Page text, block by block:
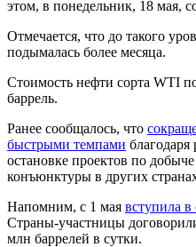
этом, в понедельник, 18 мая,
Отмечается, что до такого
подымалась более месяца.
Стоимость нефти сорта WTI
баррель.
Ранее сообщалось, что
быстрыми темпами
остановке проектов по
конъюнктуры в других
Напомним, с 1 мая вступила
Страны-участницы
млн баррелей в сутки.